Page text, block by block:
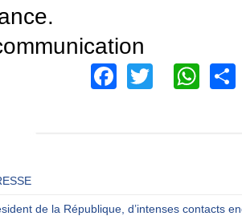
Facebook
Twitter
de la République, d’intenses contacts